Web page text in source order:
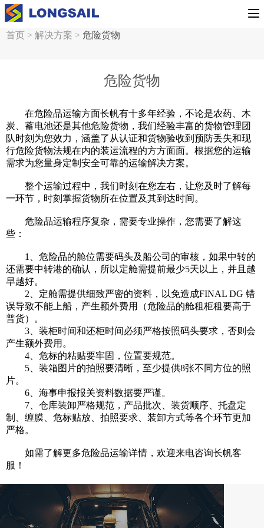
首页 > 解决方案 > 危险货物
危险货物
在危险品运输方面长帆有十多年经验，不论是农药、木
炭、蓄电池还是其他危险货物，我们经验丰富的货物管理团
队时刻为您效力，涵盖了从认证和货物验收到预防丢失和现
行危险货物法规在内的装运流程的方方面面。根据您的运输
需求为您量身定制安全可靠的运输解决方案。
整个运输过程中，我们时刻在您左右，让您及时了解每
一环节，时刻掌握货物所在位置及其到达时间。
危险品运输程序复杂，需要专业操作，您需要了解这
些：
1、危险品的舱位需要码头及船公司的审核，如果中转的
还需要中转港的确认，所以定舱需提前最少5天以上，并且越
早越好。
2、定舱需提供细致严密的资料，以免造成FINAL DG 错
误导致不能上船，产生额外费用（危险品的舱租柜租要高于
普货）。
3、装柜时间和还柜时间必须严格按照码头要求，否则会
产生额外费用。
4、危标的粘贴要牢固，位置要规范。
5、装箱图片的拍照要清晰，至少提供8张不同方位的照
片。
6、海事申报报关资料数据要严谨。
7、仓库装卸严格规范，产品批次、装货顺序、托盘定
制、缠膜、危标贴放、拍照要求、装卸方式等各个环节更加
严格。
如需了解更多危险品运输详情，欢迎来电咨询长帆客
服！